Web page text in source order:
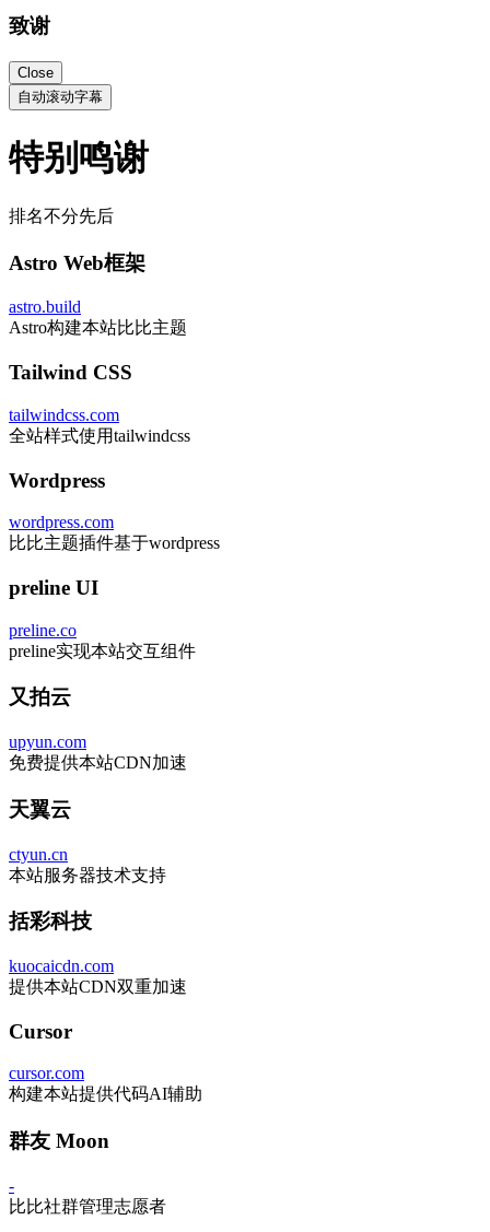
致谢
Close
自动滚动字幕
特别鸣谢
排名不分先后
Astro Web框架
astro.build
Astro构建本站比比主题
Tailwind CSS
tailwindcss.com
全站样式使用tailwindcss
Wordpress
wordpress.com
比比主题插件基于wordpress
preline UI
preline.co
preline实现本站交互组件
又拍云
upyun.com
免费提供本站CDN加速
天翼云
ctyun.cn
本站服务器技术支持
括彩科技
kuocaicdn.com
提供本站CDN双重加速
Cursor
cursor.com
构建本站提供代码AI辅助
群友 Moon
-
比比社群管理志愿者